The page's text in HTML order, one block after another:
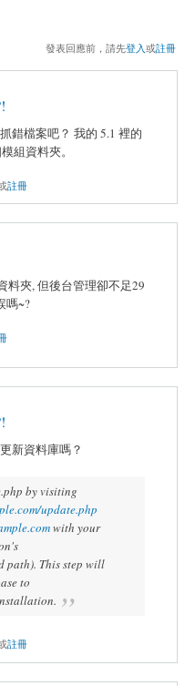
發表回應前，請先登入或註冊
錯檔案吧？ 我的 5.1 裡的
組資料夾。
註冊
料夾, 但後台管理卻不足29
嗎~?
新資料庫嗎？
by visiting
update.php
with your
path). This step will
to
註冊